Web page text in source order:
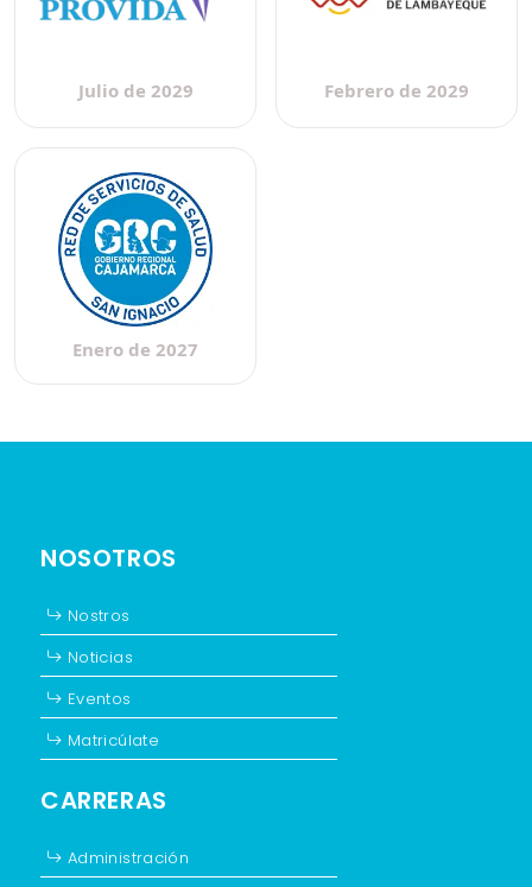
Julio de 2029 Febrero de 2029
Enero de 2027
NOSOTROS
Nostros
Noticias
Eventos
Matricúlate
CARRERAS
Administración